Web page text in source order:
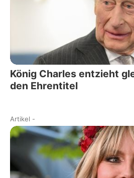
König Charles entzieht
den Ehrentitel
Artikel -